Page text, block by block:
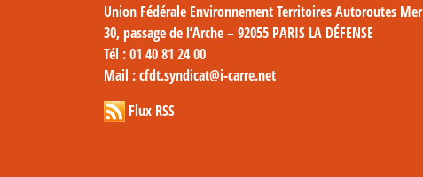
Union Fédérale Environnement Territoires Autoroutes Mer
30, passage de l’Arche – 92055 PARIS LA DÉFENSE
Tél : 01 40 81 24 00
Mail : cfdt.syndicat@i-carre.net
Flux RSS